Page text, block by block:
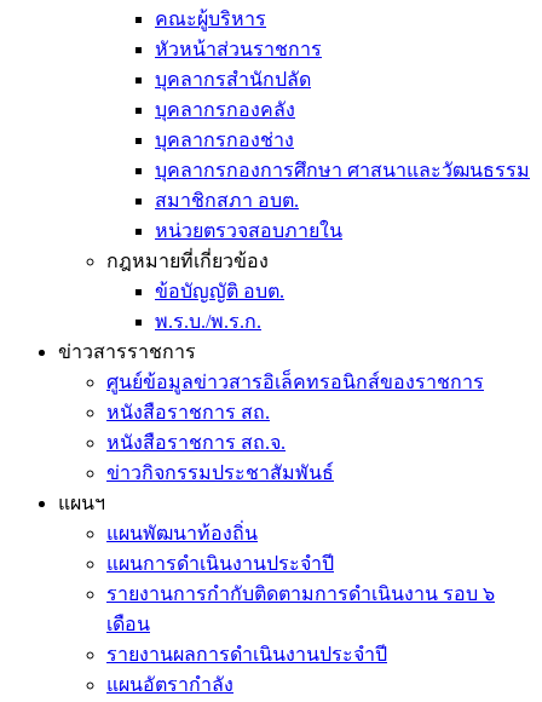
คณะผู้บริหาร
หัวหน้าส่วนราชการ
บุคลากรสำนักปลัด
บุคลากรกองคลัง
บุคลากรกองช่าง
บุคลากรกองการศึกษา ศาสนาและวัฒนธรรม
สมาชิกสภา อบต.
หน่วยตรวจสอบภายใน
กฎหมายที่เกี่ยวข้อง
ข้อบัญญัติ อบต.
พ.ร.บ./พ.ร.ก.
ข่าวสารราชการ
ศูนย์ข้อมูลข่าวสารอิเล็คทรอนิกส์ของราชการ
หนังสือราชการ สถ.
หนังสือราชการ สถ.จ.
ข่าวกิจกรรมประชาสัมพันธ์
แผนฯ
แผนพัฒนาท้องถิ่น
แผนการดำเนินงานประจำปี
รายงานการกำกับติดตามการดำเนินงาน รอบ ๖
เดือน
รายงานผลการดำเนินงานประจำปี
แผนอัตรากำลัง